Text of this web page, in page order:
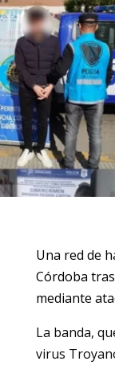
Una red de
Córdoba
mediante
La banda,
virus